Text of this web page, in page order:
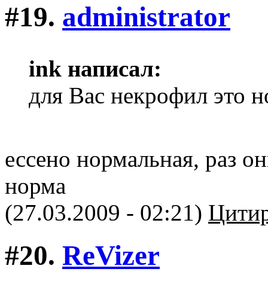
#19. administrator
ink написал:
для Вас некрофил это
ессено нормальная, раз
норма
(27.03.2009 - 02:21)
#20. ReVizer